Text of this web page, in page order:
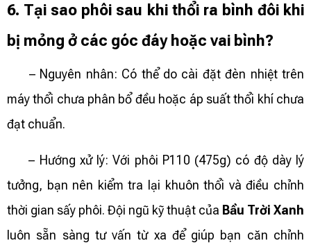
6. Tại sao phôi sau khi thổi ra bình đôi khi
bị mỏng ở các góc đáy hoặc vai bình?
– Nguyên nhân: Có thể do cài đặt đèn nhiệt trên
máy thổi chưa phân bổ đều hoặc áp suất thổi khí chưa
đạt chuẩn.
– Hướng xử lý: Với phôi P110 (475g) có độ dày lý
tưởng, bạn nên kiểm tra lại khuôn thổi và điều chỉnh
thời gian sấy phôi. Đội ngũ kỹ thuật của Bầu Trời Xanh
luôn sẵn sàng tư vấn từ xa để giúp bạn căn chỉnh